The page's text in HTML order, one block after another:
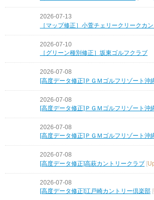
2026-07-13
［マップ修正］小萱チェリークリークカ
2026-07-10
［グリーン種別修正］坂東ゴルフクラブ
2026-07-08
[高度データ修正]ＰＧＭゴルフリゾート沖
2026-07-08
[高度データ修正]ＰＧＭゴルフリゾート沖
2026-07-08
[高度データ修正]ＰＧＭゴルフリゾート沖
2026-07-08
[高度データ修正]高萩カントリークラブ [
2026-07-08
[高度データ修正]江戸崎カントリー倶楽部